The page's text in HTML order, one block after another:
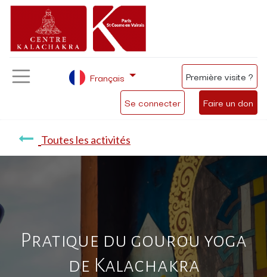
Se connecter Faire un don
Français Première visite ?
Toutes les activités
Pratique du gourou yoga
de Kalachakra